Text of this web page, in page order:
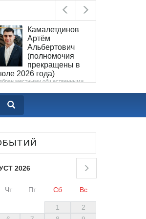
Камалетдинов
Артём
Альбертович
(полномочия
прекращены в
2026 года)
местными общественными
2026
Чт Пт Сб Вс
1
2